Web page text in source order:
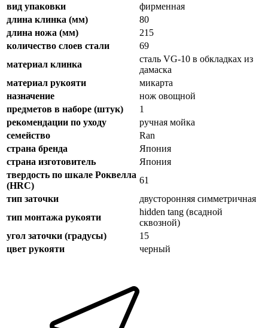
вид упаковки
фирменная
длина клинка (мм)
80
длина ножа (мм)
215
количество слоев стали
69
материал клинка
сталь VG-10 в обкладках из
дамаска
материал рукояти
микарта
назначение
нож овощной
предметов в наборе (штук)
1
рекомендации по уходу
ручная мойка
семейство
Ran
страна бренда
Япония
страна изготовитель
Япония
твердость по шкале Роквелла
(HRC)
61
тип заточки
двусторонняя симметричная
тип монтажа рукояти
hidden tang (всадной
сквозной)
угол заточки (градусы)
15
цвет рукояти
черный